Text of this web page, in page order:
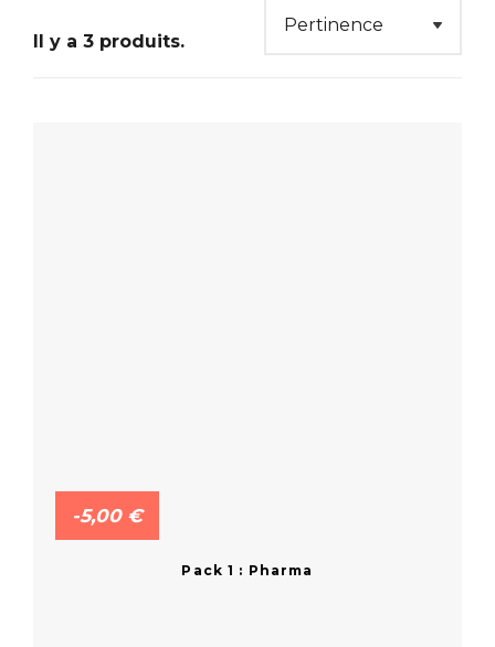
Il y a 3 produits.
-5,00 €
Pack 1 : Pharma